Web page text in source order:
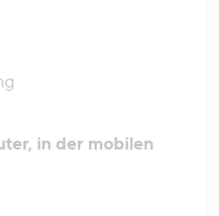
in der mobilen